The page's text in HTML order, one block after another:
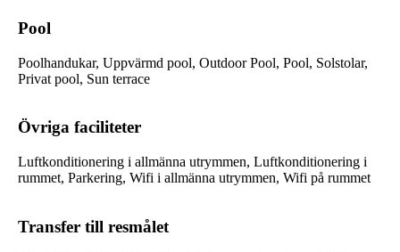
Pool
Poolhandukar, Uppvärmd pool, Outdoor Pool, Pool, Solstolar,
Privat pool, Sun terrace
Övriga faciliteter
Luftkonditionering i allmänna utrymmen, Luftkonditionering i
rummet, Parkering, Wifi i allmänna utrymmen, Wifi på rummet
Transfer till resmålet